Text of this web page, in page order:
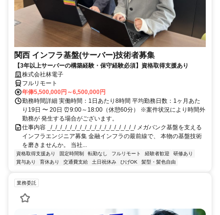
関西 インフラ基盤(サーバー)技術者募集
【3年以上サーバーの構築経験・保守経験必須】資格取得支援あり
株式会社林電子
フルリモート
年俸5,500,000円～6,500,000円
勤務時間詳細 実働時間：1日あたり8時間 平均勤務日数：1ヶ月あた
り19日 〜 20日 ⏰9:00～18:00（休憩60分） ※案件状況により時間外
勤務が 発生する場合がございます。
仕事内容 _/_/_/_/_/_/_/_/_/_/_/_/_/_/_/_/_/_/ メガバンク基盤を支える
インフラエンジニア募集 金融インフラの最前線で、 本物の基盤技術
を磨きませんか。 当社...
資格取得支援あり 固定時間制 転勤なし フルリモート 経験者歓迎
研修あり
賞与あり
育休あり 交通費支給 土日祝休み ひげOK 髪型・髪色自由
業務委託